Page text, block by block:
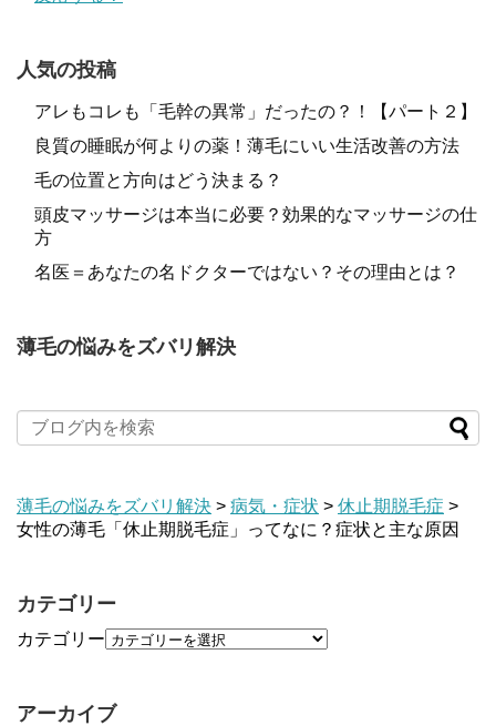
人気の投稿
アレもコレも「毛幹の異常」だったの？！【パート２】
良質の睡眠が何よりの薬！薄毛にいい生活改善の方法
毛の位置と方向はどう決まる？
頭皮マッサージは本当に必要？効果的なマッサージの仕
方
名医＝あなたの名ドクターではない？その理由とは？
薄毛の悩みをズバリ解決
薄毛の悩みをズバリ解決 > 病気・症状 > 休止期脱毛症 >
女性の薄毛「休止期脱毛症」ってなに？症状と主な原因
カテゴリー
カテゴリー
アーカイブ